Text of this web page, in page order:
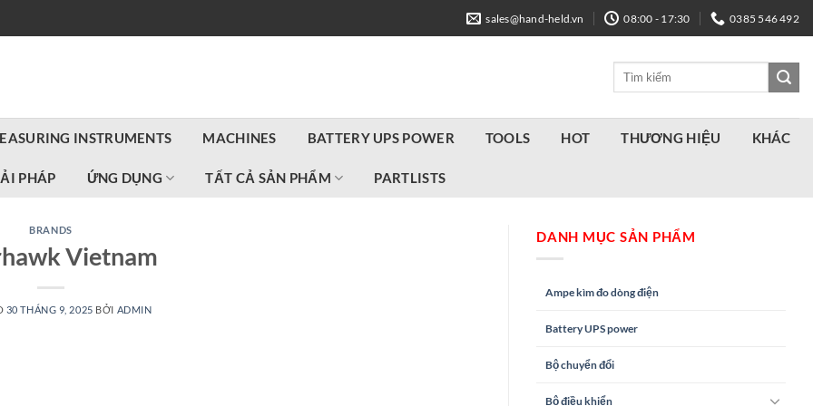
sales@hand-held.vn 08:00 - 17:30 0385 546 492
Tìm
INSTRUMENTS MACHINES BATTERY UPS POWER TOOLS HOT THƯƠNG HIỆU KHÁC
PHÁP ỨNG DỤNG TẤT CẢ SẢN PHẨM PARTLISTS
BRANDS
Vietnam
30 THÁNG 9, 2025 BỞI ADMIN
DANH MỤC SẢN PHẨM
Ampe kìm đo dòng điện
Battery UPS power
Bộ chuyển đổi
Bộ điều khiển